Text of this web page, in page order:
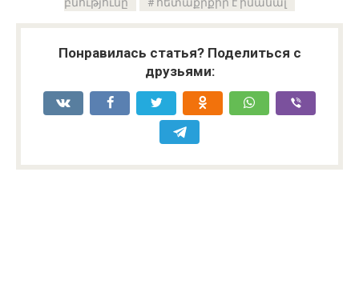
Понравилась статья? Поделиться с
друзьями: